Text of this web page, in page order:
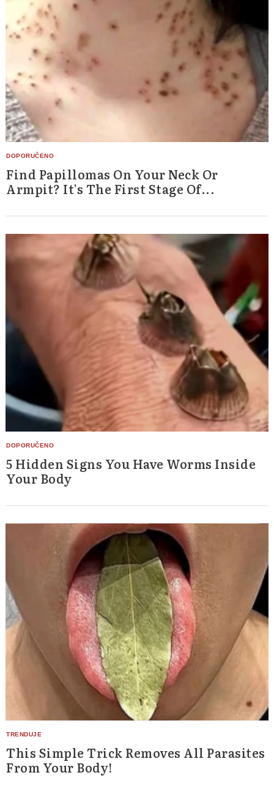
Find Papillomas On Your Neck Or
Armpit? It's The First Stage Of...
5 Hidden Signs You Have Worms Inside
Your Body
This Simple Trick Removes All Parasites
From Your Body!